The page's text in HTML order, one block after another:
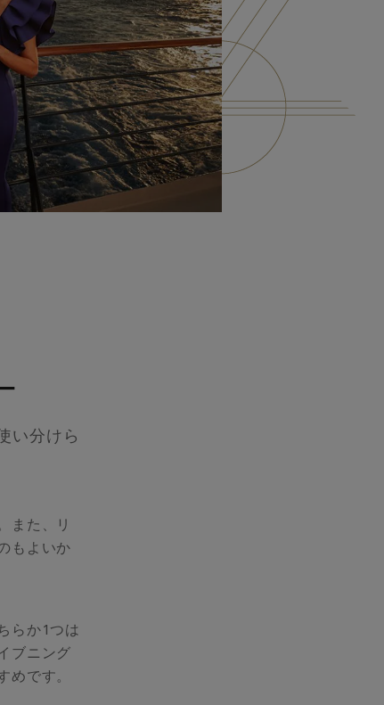
い分けら
また、リ
もよいか
らか1つは
ブニング
めです。